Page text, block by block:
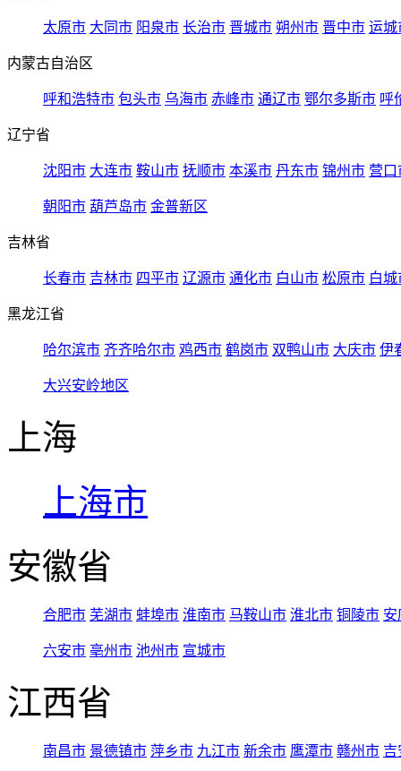
太原市 大同市 阳泉市 长治市 晋城市 朔州市 晋中市 运城
内蒙古自治区
呼和浩特市 包头市 乌海市 赤峰市 通辽市 鄂尔多斯市 呼
辽宁省
沈阳市 大连市 鞍山市 抚顺市 本溪市 丹东市 锦州市 营口
朝阳市 葫芦岛市 金普新区
吉林省
长春市 吉林市 四平市 辽源市 通化市 白山市 松原市 白城
黑龙江省
哈尔滨市 齐齐哈尔市 鸡西市 鹤岗市 双鸭山市 大庆市 伊
大兴安岭地区
上海
上海市
安徽省
合肥市 芜湖市 蚌埠市 淮南市 马鞍山市 淮北市 铜陵市 安
六安市 亳州市 池州市 宣城市
江西省
南昌市 景德镇市 萍乡市 九江市 新余市 鹰潭市 赣州市 吉